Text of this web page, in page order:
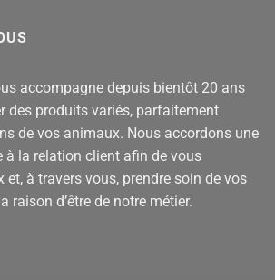
accompagne depuis bientôt 20 ans
des produits variés, parfaitement
de vos animaux. Nous accordons une
à la relation client afin de vous
à travers vous, prendre soin de vos
raison d’être de notre métier.